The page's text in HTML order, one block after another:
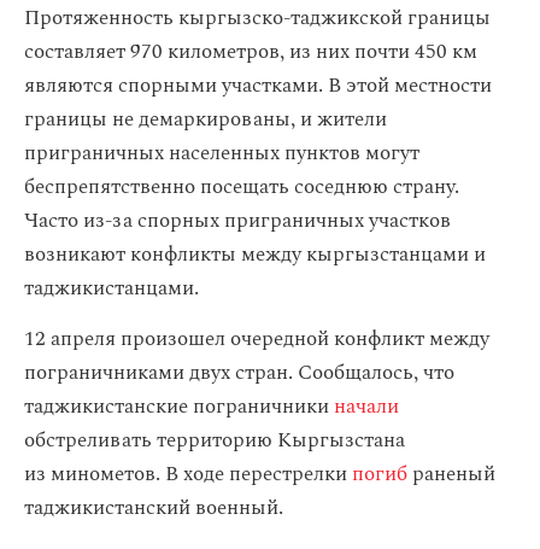
Протяженность кыргызско-таджикской границы
составляет 970 километров, из них почти 450 км
являются спорными участками. В этой местности
границы не демаркированы, и жители
приграничных населенных пунктов могут
беспрепятственно посещать соседнюю страну.
Часто из-за спорных приграничных участков
возникают конфликты между кыргызстанцами и
таджикистанцами.
12 апреля произошел очередной конфликт между
пограничниками двух стран. Сообщалось, что
таджикистанские пограничникиначали
обстреливать территорию Кыргызстана
из минометов. В ходе перестрелкипогибраненый
таджикистанский военный.